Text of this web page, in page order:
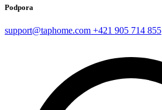
Podpora
support@taphome.com +421 905 714 855